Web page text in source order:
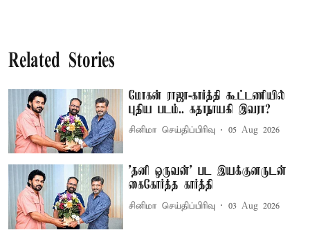
Related Stories
மோகன் ராஜா-கார்த்தி கூட்டணியில்
புதிய படம்.. கதாநாயகி இவரா?
சினிமா செய்திப்பிரிவு 05 Aug 2026
'தனி ஒருவன்' பட இயக்குனருடன்
கைகோர்த்த கார்த்தி
சினிமா செய்திப்பிரிவு 03 Aug 2026